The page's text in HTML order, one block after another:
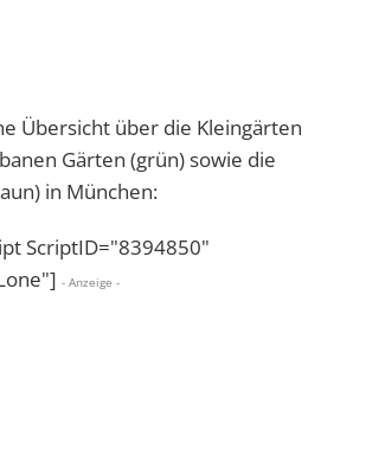
Übersicht über die Kleingärten
Gärten (grün) sowie die
in München:
ScriptID="8394850"
- Anzeige -